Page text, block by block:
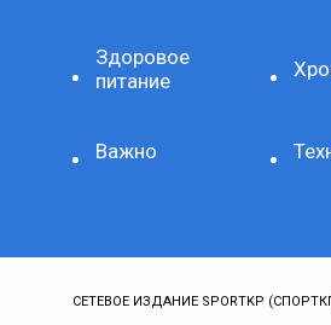
Здоровое
питание
Важно
СЕТЕВОЕ ИЗДАНИЕ SPORTKP